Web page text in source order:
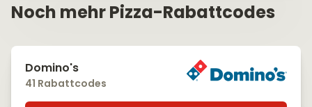
Noch mehr Pizza-Rabattcodes
Domino's
41 Rabattcodes